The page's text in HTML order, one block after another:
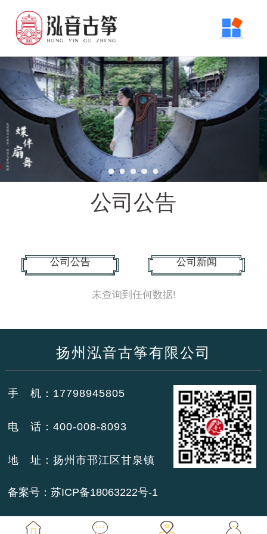
公司公告
公司公告 公司新闻
未查询到任何数据!
扬州泓音古筝有限公司
手 机：17798945805
电 话：400-008-8093
地 址：扬州市邗江区甘泉镇
备案号：苏ICP备18063222号-1